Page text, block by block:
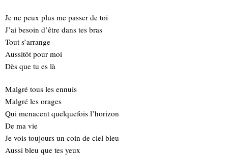
Je ne peux plus me passer de toi
J’ai besoin d’être dans tes bras
Tout s’arrange
Aussitôt pour moi
Dès que tu es là
Malgré tous les ennuis
Malgré les orages
Qui menacent quelquefois l’horizon
De ma vie
Je vois toujours un coin de ciel bleu
Aussi bleu que tes yeux